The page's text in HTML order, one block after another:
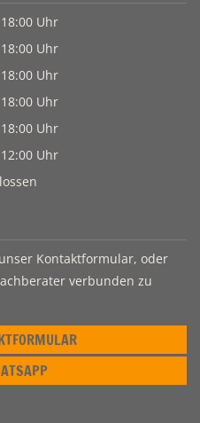
Uhr
Uhr
Uhr
Uhr
Uhr
Uhr
Kontaktformular, oder
verbunden zu